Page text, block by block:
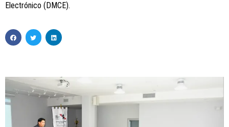
Electrónico (DMCE).